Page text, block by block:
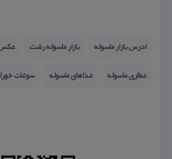
ادرس بازار ماسوله بازار ماسوله رشت
عكس
عطاری ماسوله
غذاهای ماسوله سوغات